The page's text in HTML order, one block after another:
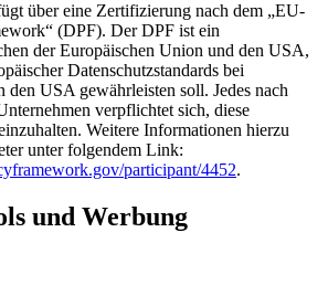
über eine Zertifizierung nach dem „EU-
(DPF). Der DPF ist ein
der Europäischen Union und den USA,
Datenschutzstandards bei
den USA gewährleisten soll. Jedes nach
verpflichtet sich, diese
Weitere Informationen hierzu
unter folgendem Link:
participant/4452.
und Werbung